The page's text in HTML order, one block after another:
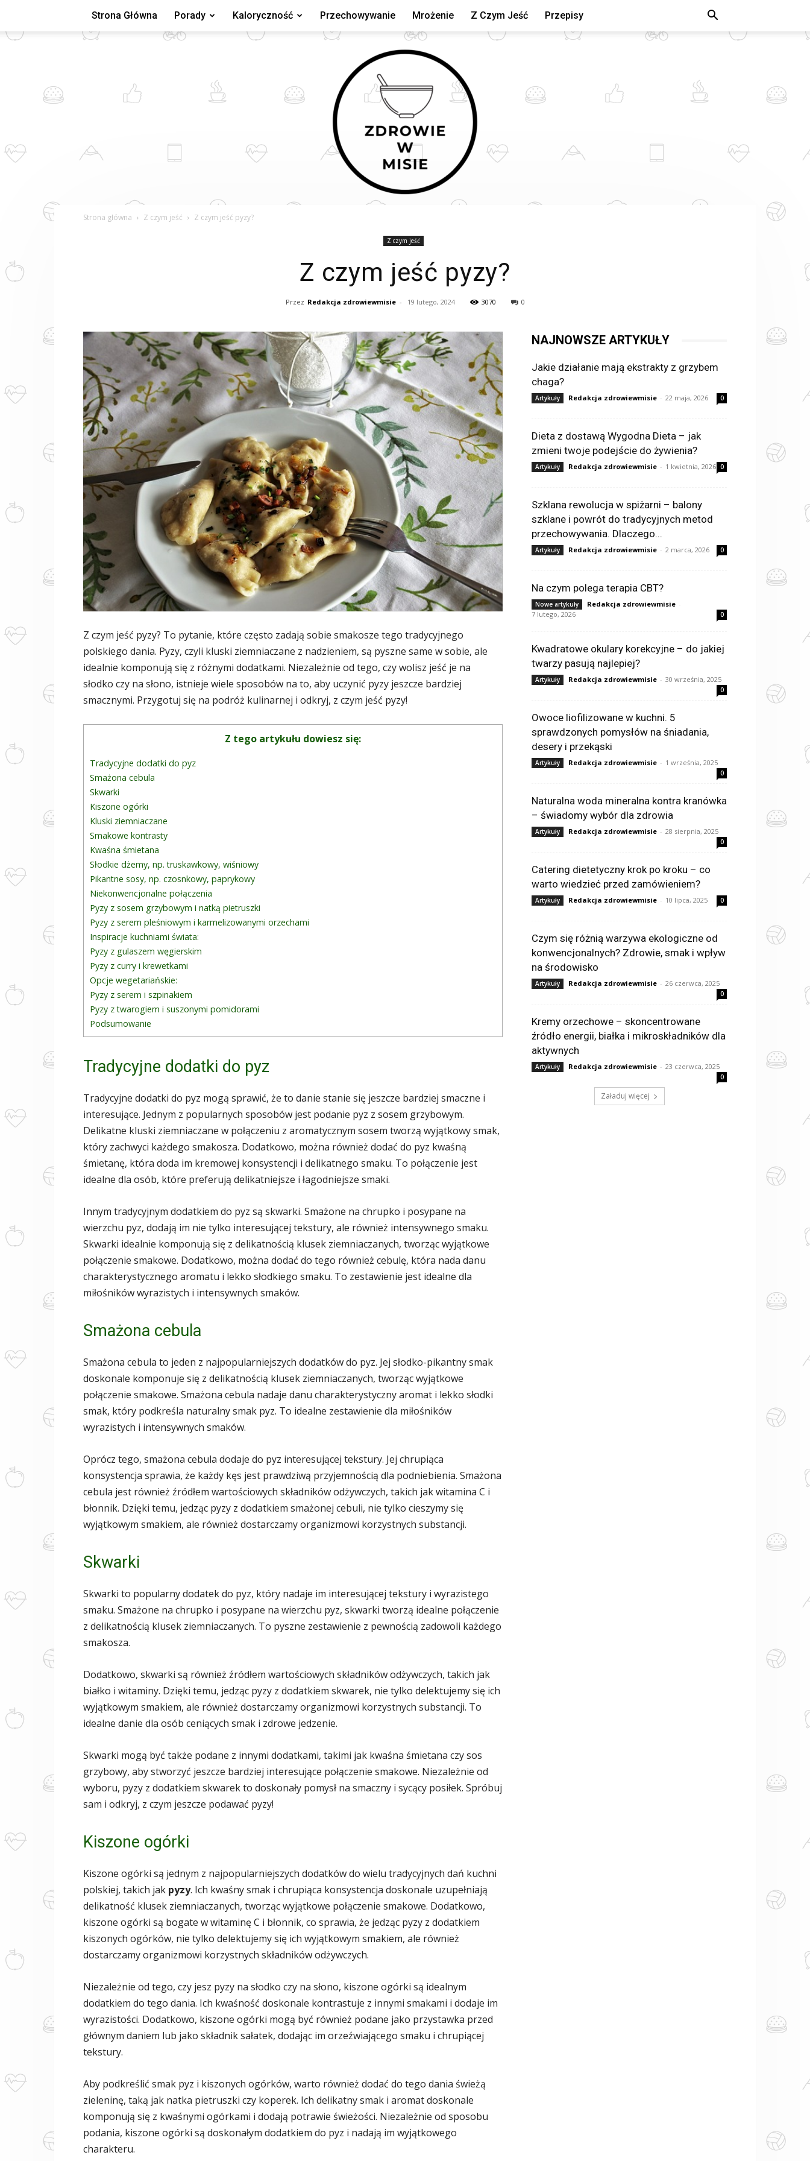
Strona Główna Porady Kaloryczność Przechowywanie Mrożenie Z Czym Jeść Przepisy
Strona główna Z czym jeść Z czym jeść pyzy?
Z czym jeść
Z czym jeść pyzy?
Przez Redakcja zdrowiewmisie - 19 lutego, 2024 3070 0
Z czym jeść pyzy? To pytanie, które często zadają sobie smakosze tego tradycyjnego
polskiego dania. Pyzy, czyli kluski ziemniaczane z nadzieniem, są pyszne same w sobie, ale
idealnie komponują się z różnymi dodatkami. Niezależnie od tego, czy wolisz jeść je na
słodko czy na słono, istnieje wiele sposobów na to, aby uczynić pyzy jeszcze bardziej
smacznymi. Przygotuj się na podróż kulinarnej i odkryj, z czym jeść pyzy!
Z tego artykułu dowiesz się:
Tradycyjne dodatki do pyz
Smażona cebula
Skwarki
Kiszone ogórki
Kluski ziemniaczane
Smakowe kontrasty
Kwaśna śmietana
Słodkie dżemy, np. truskawkowy, wiśniowy
Pikantne sosy, np. czosnkowy, paprykowy
Niekonwencjonalne połączenia
Pyzy z sosem grzybowym i natką pietruszki
Pyzy z serem pleśniowym i karmelizowanymi orzechami
Inspiracje kuchniami świata:
Pyzy z gulaszem węgierskim
Pyzy z curry i krewetkami
Opcje wegetariańskie:
Pyzy z serem i szpinakiem
Pyzy z twarogiem i suszonymi pomidorami
Podsumowanie
Tradycyjne dodatki do pyz
Tradycyjne dodatki do pyz mogą sprawić, że to danie stanie się jeszcze bardziej smaczne i
interesujące. Jednym z popularnych sposobów jest podanie pyz z sosem grzybowym.
Delikatne kluski ziemniaczane w połączeniu z aromatycznym sosem tworzą wyjątkowy smak,
który zachwyci każdego smakosza. Dodatkowo, można również dodać do pyz kwaśną
śmietanę, która doda im kremowej konsystencji i delikatnego smaku. To połączenie jest
idealne dla osób, które preferują delikatniejsze i łagodniejsze smaki.
Innym tradycyjnym dodatkiem do pyz są skwarki. Smażone na chrupko i posypane na
wierzchu pyz, dodają im nie tylko interesującej tekstury, ale również intensywnego smaku.
Skwarki idealnie komponują się z delikatnością klusek ziemniaczanych, tworząc wyjątkowe
połączenie smakowe. Dodatkowo, można dodać do tego również cebulę, która nada danu
charakterystycznego aromatu i lekko słodkiego smaku. To zestawienie jest idealne dla
miłośników wyrazistych i intensywnych smaków.
Smażona cebula
Smażona cebula to jeden z najpopularniejszych dodatków do pyz. Jej słodko-pikantny smak
doskonale komponuje się z delikatnością klusek ziemniaczanych, tworząc wyjątkowe
połączenie smakowe. Smażona cebula nadaje danu charakterystyczny aromat i lekko słodki
smak, który podkreśla naturalny smak pyz. To idealne zestawienie dla miłośników
wyrazistych i intensywnych smaków.
Oprócz tego, smażona cebula dodaje do pyz interesującej tekstury. Jej chrupiąca
konsystencja sprawia, że każdy kęs jest prawdziwą przyjemnością dla podniebienia. Smażona
cebula jest również źródłem wartościowych składników odżywczych, takich jak witamina C i
błonnik. Dzięki temu, jedząc pyzy z dodatkiem smażonej cebuli, nie tylko cieszymy się
wyjątkowym smakiem, ale również dostarczamy organizmowi korzystnych substancji.
Skwarki
Skwarki to popularny dodatek do pyz, który nadaje im interesującej tekstury i wyrazistego
smaku. Smażone na chrupko i posypane na wierzchu pyz, skwarki tworzą idealne połączenie
z delikatnością klusek ziemniaczanych. To pyszne zestawienie z pewnością zadowoli każdego
smakosza.
Dodatkowo, skwarki są również źródłem wartościowych składników odżywczych, takich jak
białko i witaminy. Dzięki temu, jedząc pyzy z dodatkiem skwarek, nie tylko delektujemy się ich
wyjątkowym smakiem, ale również dostarczamy organizmowi korzystnych substancji. To
idealne danie dla osób ceniących smak i zdrowe jedzenie.
Skwarki mogą być także podane z innymi dodatkami, takimi jak kwaśna śmietana czy sos
grzybowy, aby stworzyć jeszcze bardziej interesujące połączenie smakowe. Niezależnie od
wyboru, pyzy z dodatkiem skwarek to doskonały pomysł na smaczny i sycący posiłek. Spróbuj
sam i odkryj, z czym jeszcze podawać pyzy!
Kiszone ogórki
Kiszone ogórki są jednym z najpopularniejszych dodatków do wielu tradycyjnych dań kuchni
polskiej, takich jak pyzy. Ich kwaśny smak i chrupiąca konsystencja doskonale uzupełniają
delikatność klusek ziemniaczanych, tworząc wyjątkowe połączenie smakowe. Dodatkowo,
kiszone ogórki są bogate w witaminę C i błonnik, co sprawia, że jedząc pyzy z dodatkiem
kiszonych ogórków, nie tylko delektujemy się ich wyjątkowym smakiem, ale również
dostarczamy organizmowi korzystnych składników odżywczych.
Niezależnie od tego, czy jesz pyzy na słodko czy na słono, kiszone ogórki są idealnym
dodatkiem do tego dania. Ich kwaśność doskonale kontrastuje z innymi smakami i dodaje im
wyrazistości. Dodatkowo, kiszone ogórki mogą być również podane jako przystawka przed
głównym daniem lub jako składnik sałatek, dodając im orzeźwiającego smaku i chrupiącej
tekstury.
Aby podkreślić smak pyz i kiszonych ogórków, warto również dodać do tego dania świeżą
zieleninę, taką jak natka pietruszki czy koperek. Ich delikatny smak i aromat doskonale
komponują się z kwaśnymi ogórkami i dodają potrawie świeżości. Niezależnie od sposobu
podania, kiszone ogórki są doskonałym dodatkiem do pyz i nadają im wyjątkowego
charakteru.
NAJNOWSZE ARTYKUŁY
Jakie działanie mają ekstrakty z grzybem
chaga?
Artykuły Redakcja zdrowiewmisie - 22 maja, 2026 0
Dieta z dostawą Wygodna Dieta – jak
zmieni twoje podejście do żywienia?
Artykuły Redakcja zdrowiewmisie - 1 kwietnia, 2026 0
Szklana rewolucja w spiżarni – balony
szklane i powrót do tradycyjnych metod
przechowywania. Dlaczego...
Artykuły Redakcja zdrowiewmisie - 2 marca, 2026 0
Na czym polega terapia CBT?
Nowe artykuły Redakcja zdrowiewmisie -
7 lutego, 2026
0
Kwadratowe okulary korekcyjne – do jakiej
twarzy pasują najlepiej?
Artykuły Redakcja zdrowiewmisie - 30 września, 2025
0
Owoce liofilizowane w kuchni. 5
sprawdzonych pomysłów na śniadania,
desery i przekąski
Artykuły Redakcja zdrowiewmisie - 1 września, 2025
0
Naturalna woda mineralna kontra kranówka
– świadomy wybór dla zdrowia
Artykuły Redakcja zdrowiewmisie - 28 sierpnia, 2025
0
Catering dietetyczny krok po kroku – co
warto wiedzieć przed zamówieniem?
Artykuły Redakcja zdrowiewmisie - 10 lipca, 2025 0
Czym się różnią warzywa ekologiczne od
konwencjonalnych? Zdrowie, smak i wpływ
na środowisko
Artykuły Redakcja zdrowiewmisie - 26 czerwca, 2025
0
Kremy orzechowe – skoncentrowane
źródło energii, białka i mikroskładników dla
aktywnych
Artykuły Redakcja zdrowiewmisie - 23 czerwca, 2025
0
Załaduj więcej